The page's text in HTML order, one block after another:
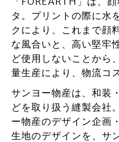
タ。プリントの際に水
クにより、これまで顔
な風合いと、高い堅牢
ど使用しないことから
量生産により、物流コ
サンヨー物産は、和装
どを取り扱う縫製会社
ー物産のデザイン企画
生地のデザインを、サ